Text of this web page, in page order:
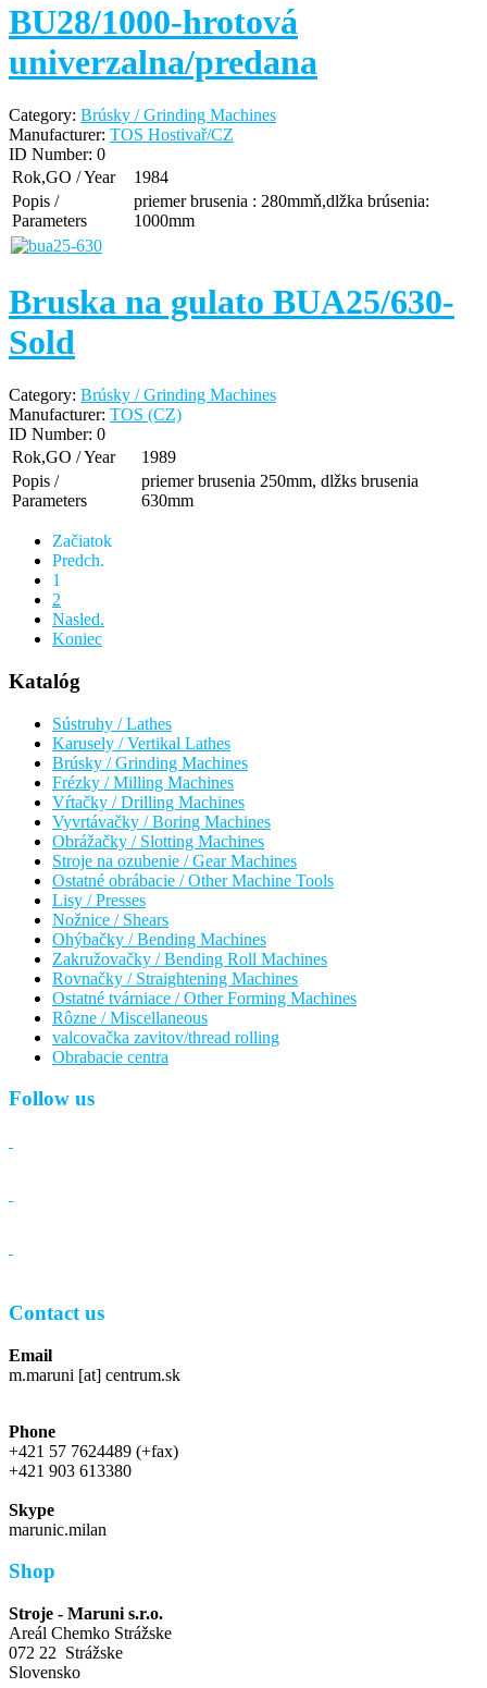
BU28/1000-hrotová
univerzalna/predana
Category: Brúsky / Grinding Machines
Manufacturer: TOS Hostivař/CZ
ID Number: 0
Rok,GO / Year
1984
Popis /
Parameters
priemer brusenia : 280mmň,dlžka brúsenia:
1000mm
Bruska na gulato BUA25/630-
Sold
Category: Brúsky / Grinding Machines
Manufacturer: TOS (CZ)
ID Number: 0
Rok,GO / Year
1989
Popis /
Parameters
priemer brusenia 250mm, dlžks brusenia
630mm
Začiatok
Predch.
1
2
Nasled.
Koniec
Katalóg
Sústruhy / Lathes
Karusely / Vertikal Lathes
Brúsky / Grinding Machines
Frézky / Milling Machines
Vŕtačky / Drilling Machines
Vyvrtávačky / Boring Machines
Obrážačky / Slotting Machines
Stroje na ozubenie / Gear Machines
Ostatné obrábacie / Other Machine Tools
Lisy / Presses
Nožnice / Shears
Ohýbačky / Bending Machines
Zakružovačky / Bending Roll Machines
Rovnačky / Straightening Machines
Ostatné tvárniace / Other Forming Machines
Rôzne / Miscellaneous
valcovačka zavitov/thread rolling
Obrabacie centra
Follow us
Contact us
Email
m.maruni [at] centrum.sk
Phone
+421 57 7624489 (+fax)
+421 903 613380
Skype
marunic.milan
Shop
Stroje - Maruni s.r.o.
Areál Chemko Strážske
072 22 Strážske
Slovensko